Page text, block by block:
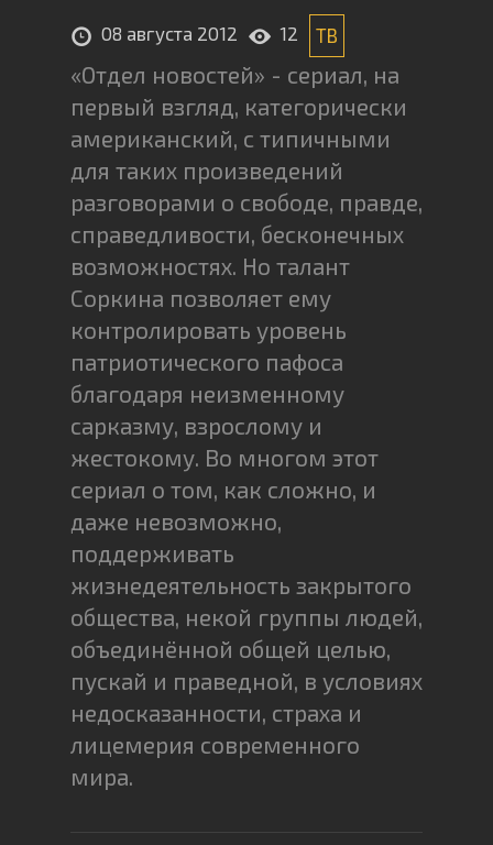
08 августа 2012 12 ТВ
«Отдел новостей» - сериал, на
первый взгляд, категорически
американский, с типичными
для таких произведений
разговорами о свободе, правде,
справедливости, бесконечных
возможностях. Но талант
Соркина позволяет ему
контролировать уровень
патриотического пафоса
благодаря неизменному
сарказму, взрослому и
жестокому. Во многом этот
сериал о том, как сложно, и
даже невозможно,
поддерживать
жизнедеятельность закрытого
общества, некой группы людей,
объединённой общей целью,
пускай и праведной, в условиях
недосказанности, страха и
лицемерия современного
мира.